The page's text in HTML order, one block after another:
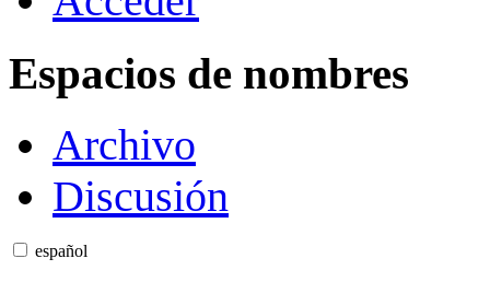
Espacios de nombres
Archivo
Discusión
español